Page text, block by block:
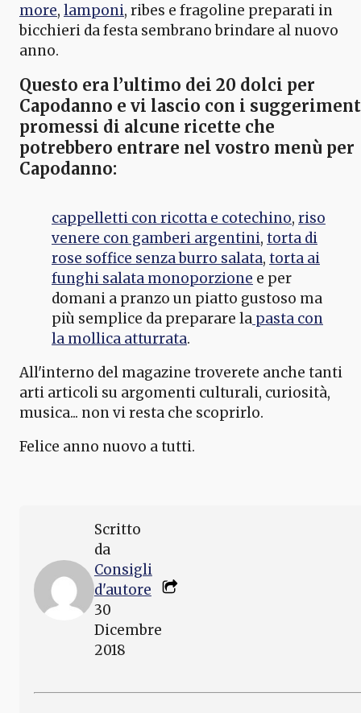
more, lamponi, ribes e fragoline preparati in
bicchieri da festa sembrano brindare al nuovo
anno.
Questo era l’ultimo dei 20 dolci per
Capodanno e vi lascio con i
promessi di alcune ricette che
potrebbero entrare nel vostro menù per
Capodanno:
cappelletti con ricotta e cotechino, riso
venere con gamberi argentini, torta di
rose soffice senza burro salata, torta ai
funghi salata monoporzione e per
domani a pranzo un piatto gustoso ma
più semplice da preparare la pasta con
la mollica atturrata.
All'interno del magazine troverete anche tanti
arti articoli su argomenti culturali, curiosità,
musica... non vi resta che scoprirlo.
Felice anno nuovo a tutti.
Scritto
da
Consigli
d'autore
30
Dicembre
2018